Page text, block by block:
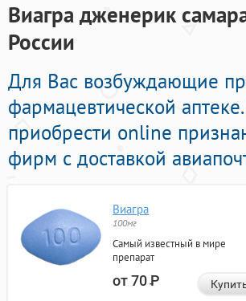
Виагра дженерик
России
Для Вас возбуждающие
фармацевтической
приобрести online
фирм с доставкой
Виагра
100мг
Самый известный в мире
препарат
от 70Р